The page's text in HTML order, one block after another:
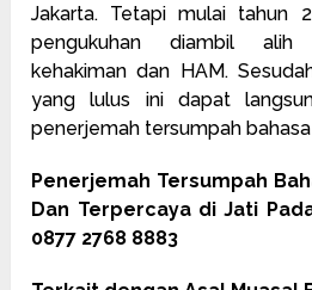
Jakarta. Tetapi mulai tahun
pengukuhan diambil alih
kehakiman dan HAM.
yang lulus ini dapat
penerjemah tersumpah
Penerjemah Tersumpah
Dan Terpercaya di Jati
0877 2768 8883